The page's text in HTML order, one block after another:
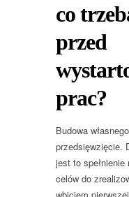
co
przed
prac?
Budowa
przedsięwzięcie.
jest to
celów do